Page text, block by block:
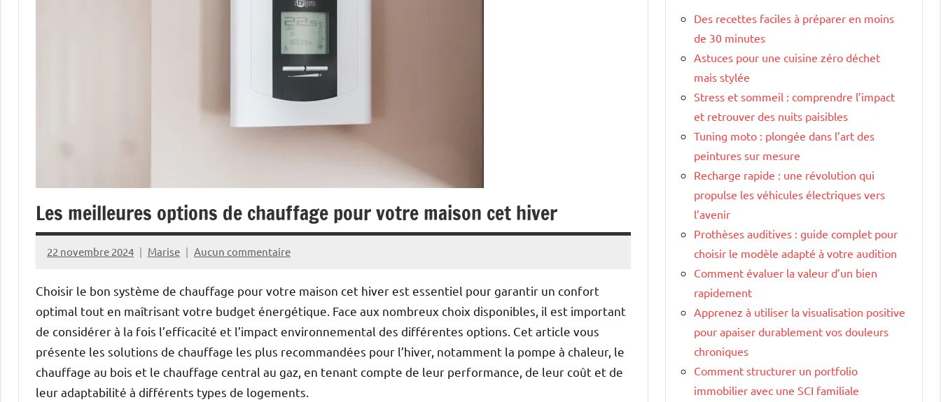
Les meilleures options de chauffage pour votre maison cet hiver
22 novembre 2024 Marise Aucun commentaire
Choisir le bon système de chauffage pour votre maison cet hiver est essentiel pour garantir un confort
optimal tout en maîtrisant votre budget énergétique. Face aux nombreux choix disponibles, il est important
de considérer à la fois l’efficacité et l’impact environnemental des différentes options. Cet article vous
présente les solutions de chauffage les plus recommandées pour l’hiver, notamment la pompe à chaleur, le
chauffage au bois et le chauffage central au gaz, en tenant compte de leur performance, de leur coût et de
leur adaptabilité à différents types de logements.
Des recettes faciles à préparer en moins
de 30 minutes
Astuces pour une cuisine zéro déchet
mais stylée
Stress et sommeil : comprendre l’impact
et retrouver des nuits paisibles
Tuning moto : plongée dans l’art des
peintures sur mesure
Recharge rapide : une révolution qui
propulse les véhicules électriques vers
l’avenir
Prothèses auditives : guide complet pour
choisir le modèle adapté à votre audition
Comment évaluer la valeur d’un bien
rapidement
Apprenez à utiliser la visualisation positive
pour apaiser durablement vos douleurs
chroniques
Comment structurer un portfolio
immobilier avec une SCI familiale